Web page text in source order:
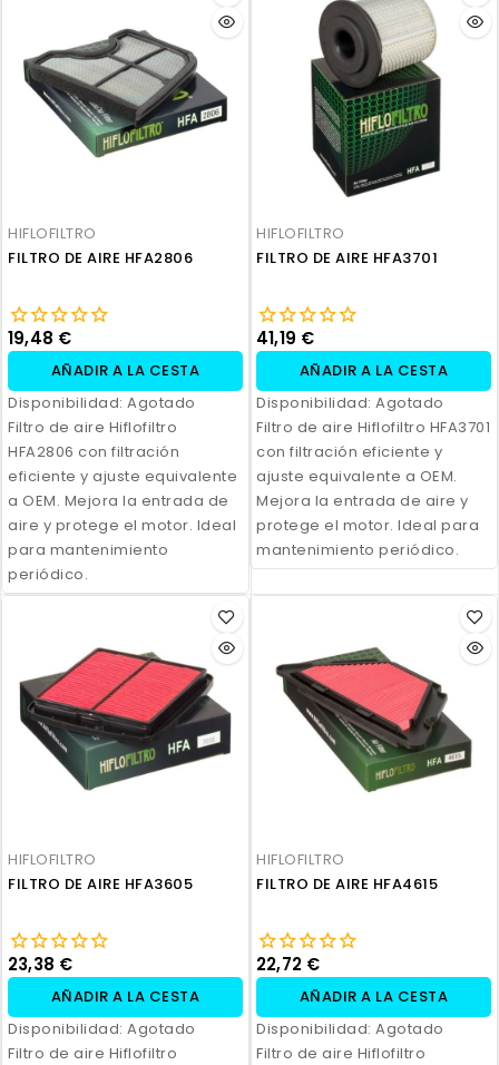
HIFLOFILTRO
FILTRO DE AIRE HFA2806
19,48 €
AÑADIR A LA CESTA
Disponibilidad: Agotado
Filtro de aire Hiflofiltro
HFA2806 con filtración
eficiente y ajuste equivalente
a OEM. Mejora la entrada de
aire y protege el motor. Ideal
para mantenimiento
periódico.
HIFLOFILTRO
FILTRO DE AIRE HFA3701
41,19 €
AÑADIR A LA CESTA
Disponibilidad: Agotado
Filtro de aire Hiflofiltro HFA3701
con filtración eficiente y
ajuste equivalente a OEM.
Mejora la entrada de aire y
protege el motor. Ideal para
mantenimiento periódico.
HIFLOFILTRO
FILTRO DE AIRE HFA3605
23,38 €
AÑADIR A LA CESTA
Disponibilidad: Agotado
Filtro de aire Hiflofiltro
HIFLOFILTRO
FILTRO DE AIRE HFA4615
22,72 €
AÑADIR A LA CESTA
Disponibilidad: Agotado
Filtro de aire Hiflofiltro